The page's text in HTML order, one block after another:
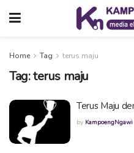
Home Tag terus maju
Tag:terus maju
Terus Maju
by KampoengNgawi